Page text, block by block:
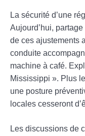
La sécurité d’une
Aujourd’hui,
de ces ajustements
conduite
machine à café.
Mississippi ». Plus
une posture
locales cesseront
Les discussions de